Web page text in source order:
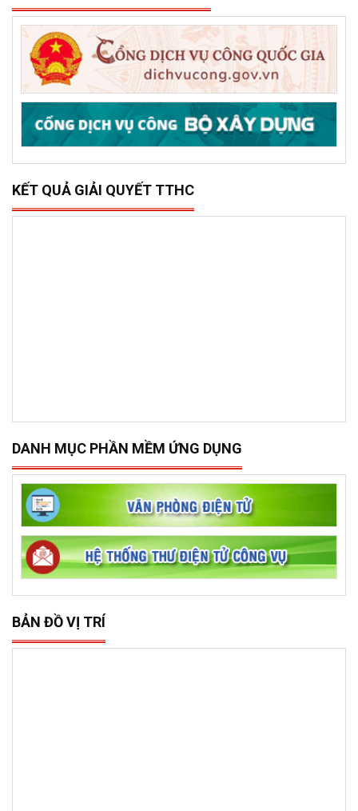
KẾT QUẢ GIẢI QUYẾT TTHC
DANH MỤC PHẦN MỀM ỨNG DỤNG
BẢN ĐỒ VỊ TRÍ